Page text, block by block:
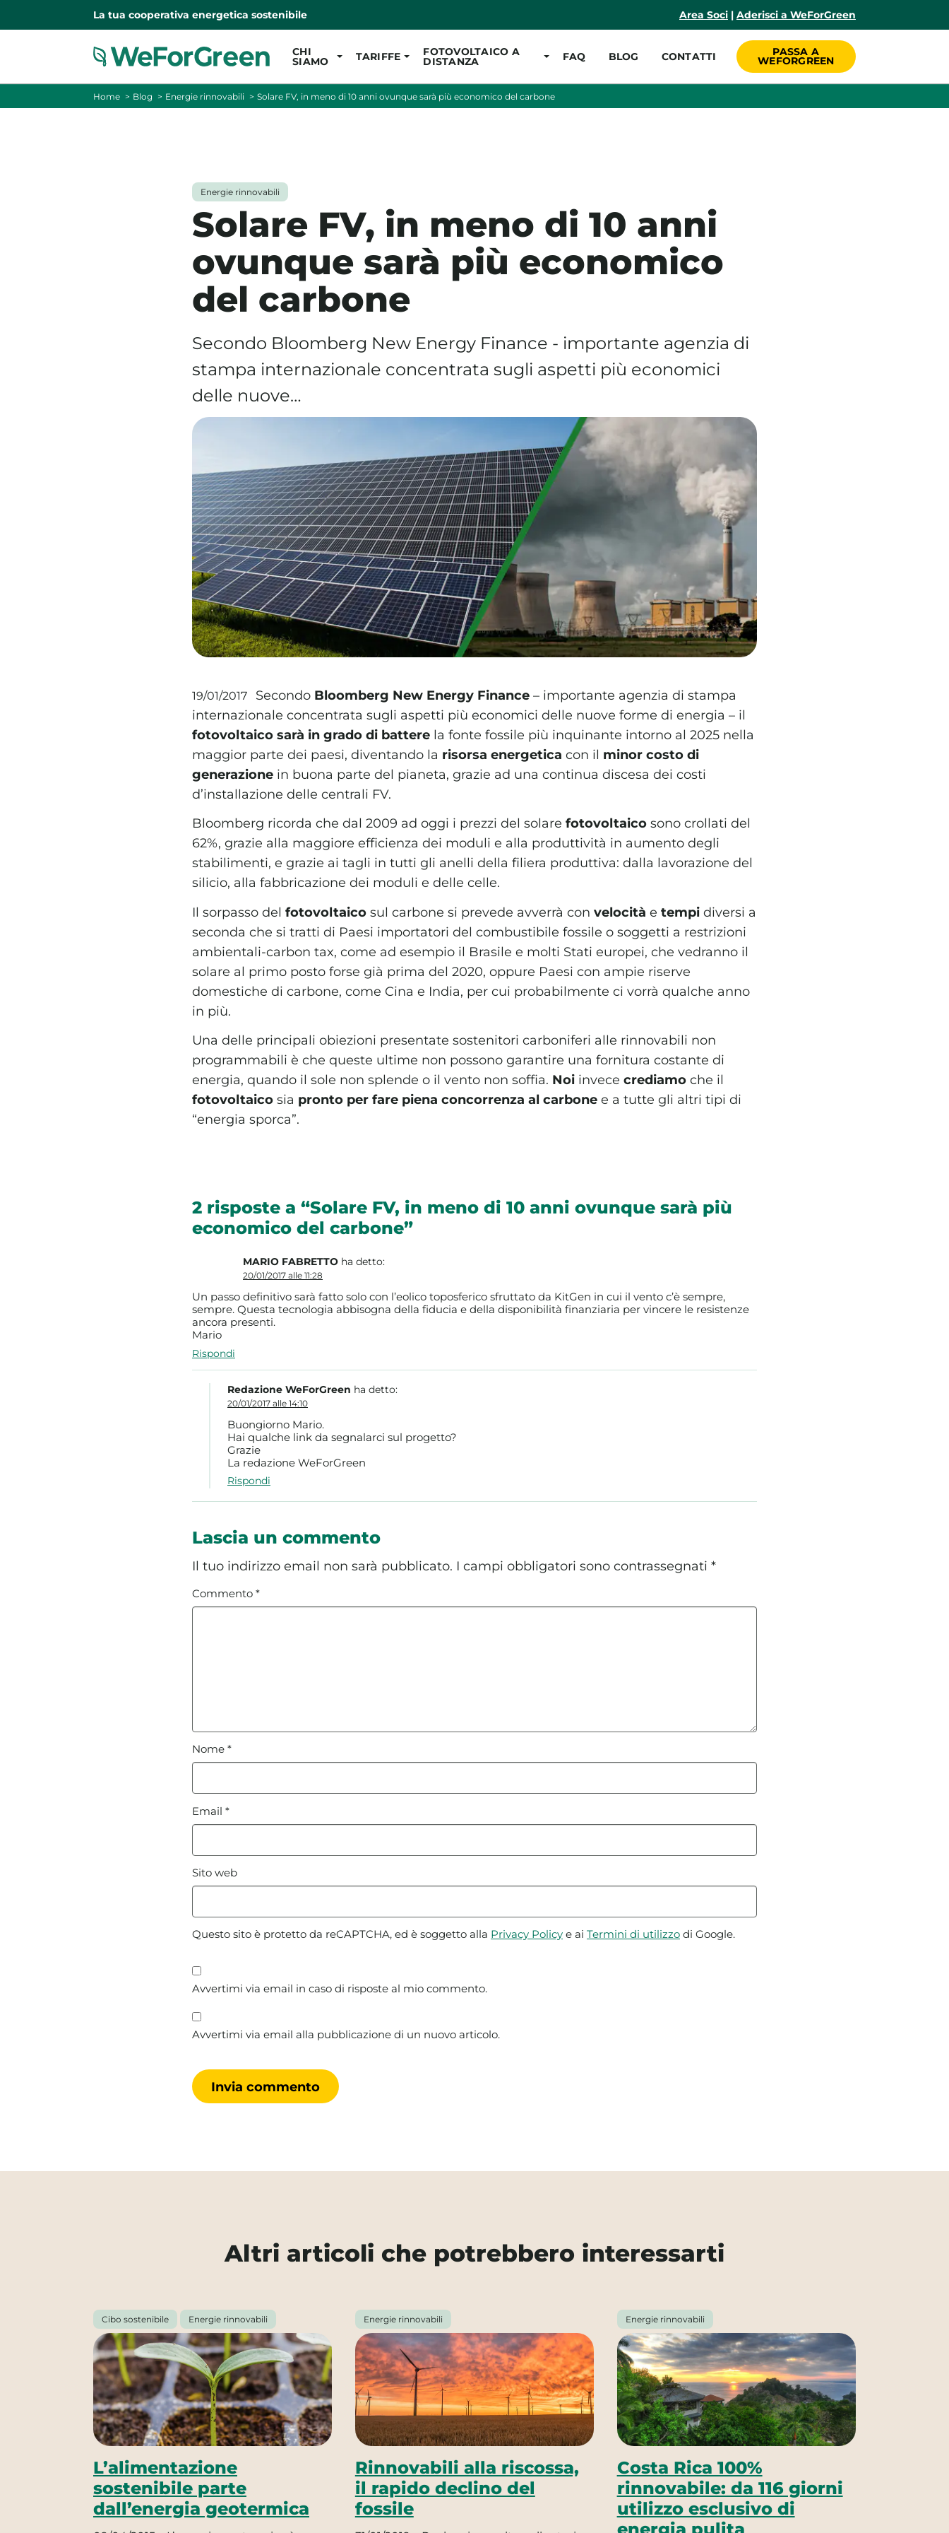
La tua cooperativa energetica sostenibile Area Soci | Aderisci a WeForGreen
CHI
SIAMO TARIFFE FOTOVOLTAICO A
DISTANZA FAQ BLOG CONTATTI
PASSA A
WEFORGREEN
Home Blog Energie rinnovabili Solare FV, in meno di 10 anni ovunque sarà più economico del carbone
Energie rinnovabili
Solare FV, in meno di 10 anni
ovunque sarà più economico
del carbone
Secondo Bloomberg New Energy Finance - importante agenzia di
stampa internazionale concentrata sugli aspetti più economici
delle nuove…
19/01/2017 Secondo Bloomberg New Energy Finance – importante agenzia di stampa
internazionale concentrata sugli aspetti più economici delle nuove forme di energia – il
fotovoltaico sarà in grado di battere la fonte fossile più inquinante intorno al 2025 nella
maggior parte dei paesi, diventando la risorsa energetica con il minor costo di
generazione in buona parte del pianeta, grazie ad una continua discesa dei costi
d’installazione delle centrali FV.
Bloomberg ricorda che dal 2009 ad oggi i prezzi del solare fotovoltaico sono crollati del
62%, grazie alla maggiore efficienza dei moduli e alla produttività in aumento degli
stabilimenti, e grazie ai tagli in tutti gli anelli della filiera produttiva: dalla lavorazione del
silicio, alla fabbricazione dei moduli e delle celle.
Il sorpasso del fotovoltaico sul carbone si prevede avverrà con velocità e tempi diversi a
seconda che si tratti di Paesi importatori del combustibile fossile o soggetti a restrizioni
ambientali-carbon tax, come ad esempio il Brasile e molti Stati europei, che vedranno il
solare al primo posto forse già prima del 2020, oppure Paesi con ampie riserve
domestiche di carbone, come Cina e India, per cui probabilmente ci vorrà qualche anno
in più.
Una delle principali obiezioni presentate sostenitori carboniferi alle rinnovabili non
programmabili è che queste ultime non possono garantire una fornitura costante di
energia, quando il sole non splende o il vento non soffia. Noi invece crediamo che il
fotovoltaico sia pronto per fare piena concorrenza al carbone e a tutte gli altri tipi di
“energia sporca”.
2 risposte a “Solare FV, in meno di 10 anni ovunque sarà più
economico del carbone”
MARIO FABRETTO ha detto:
20/01/2017 alle 11:28
Un passo definitivo sarà fatto solo con l’eolico toposferico sfruttato da KitGen in cui il vento c’è sempre,
sempre. Questa tecnologia abbisogna della fiducia e della disponibilità finanziaria per vincere le resistenze
ancora presenti.
Mario
Rispondi
Redazione WeForGreen ha detto:
20/01/2017 alle 14:10
Buongiorno Mario.
Hai qualche link da segnalarci sul progetto?
Grazie
La redazione WeForGreen
Rispondi
Lascia un commento
Il tuo indirizzo email non sarà pubblicato. I campi obbligatori sono contrassegnati *
Commento *
Nome *
Email *
Sito web
Questo sito è protetto da reCAPTCHA, ed è soggetto alla Privacy Policy e ai Termini di utilizzo di Google.
Avvertimi via email in caso di risposte al mio commento.
Avvertimi via email alla pubblicazione di un nuovo articolo.
Altri articoli che potrebbero interessarti
Cibo sostenibile Energie rinnovabili
L’alimentazione
sostenibile parte
dall’energia geotermica
Energie rinnovabili
Rinnovabili alla riscossa,
il rapido declino del
fossile
Energie rinnovabili
Costa Rica 100%
rinnovabile: da 116 giorni
utilizzo esclusivo di